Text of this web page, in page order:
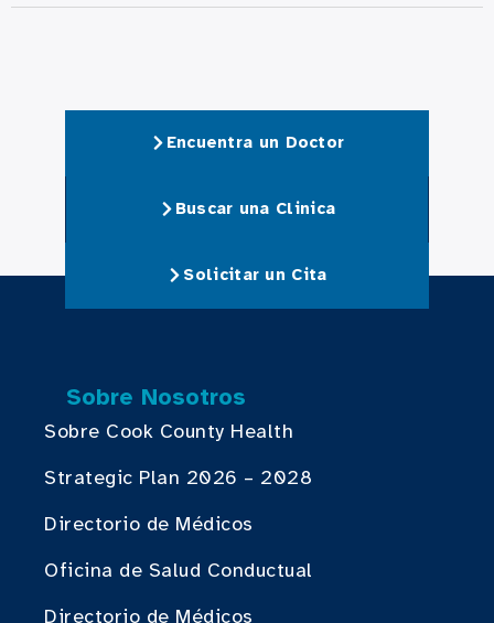
Encuentra un Doctor
Buscar una Clinica
Solicitar un Cita
Sobre Nosotros
Sobre Cook County Health
Strategic Plan 2026 – 2028
Directorio de Médicos
Oficina de Salud Conductual
Directorio de Médicos